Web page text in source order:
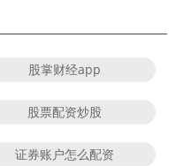
股掌财经app
股票配资炒股
证券账户怎么配资